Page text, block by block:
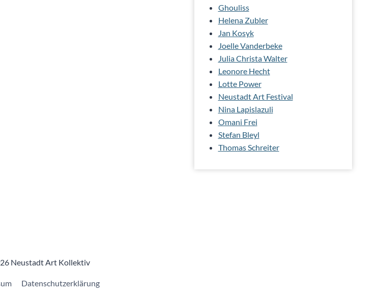
Ghouliss
Helena Zubler
Jan Kosyk
Joelle Vanderbeke
Julia Christa Walter
Leonore Hecht
Lotte Power
Neustadt Art Festival
Nina Lapislazuli
Omani Frei
Stefan Bleyl
Thomas Schreiter
Neustadt Art Kollektiv
Datenschutzerklärung